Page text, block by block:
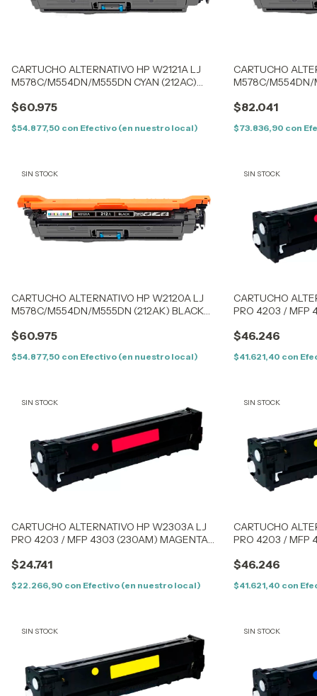
CARTUCHO ALTERNATIVO HP W2121A LJ
M578C/M554DN/M555DN CYAN (212AC)
$60.975
$54.877,50 con Efectivo (en nuestro local)
CARTUCHO
M578C/M554DN/
$82.041
$73.836,90 con
SIN STOCK
CARTUCHO ALTERNATIVO HP W2120A LJ
M578C/M554DN/M555DN (212AK) BLACK
$60.975
$54.877,50 con Efectivo (en nuestro local)
SIN STOCK
CARTUCHO
PRO 4203 / MFP
$46.246
$41.621,40 con
SIN STOCK
CARTUCHO ALTERNATIVO HP W2303A LJ
PRO 4203 / MFP 4303 (230AM) MAGENTA
$24.741
$22.266,90 con Efectivo (en nuestro local)
SIN STOCK
CARTUCHO
PRO 4203 / MFP
$46.246
$41.621,40 con
SIN STOCK SIN STOCK